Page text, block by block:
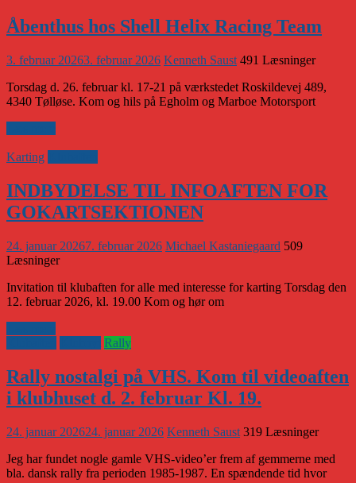
Åbenthus hos Shell Helix Racing Team
3. februar 20263. februar 2026 Kenneth Saust 491 Læsninger
Torsdag d. 26. februar kl. 17-21 på værkstedet Roskildevej 489,
4340 Tølløse. Kom og hils på Egholm og Marboe Motorsport
Karting
INDBYDELSE TIL INFOAFTEN FOR
GOKARTSEKTIONEN
24. januar 20267. februar 2026 Michael Kastaniegaard 509
Læsninger
Invitation til klubaften for alle med interesse for karting Torsdag den
12. februar 2026, kl. 19.00 Kom og hør om
Rally
Rally nostalgi på VHS. Kom til videoaften
i klubhuset d. 2. februar Kl. 19.
24. januar 202624. januar 2026 Kenneth Saust 319 Læsninger
Jeg har fundet nogle gamle VHS-video’er frem af gemmerne med
bla. dansk rally fra perioden 1985-1987. En spændende tid hvor